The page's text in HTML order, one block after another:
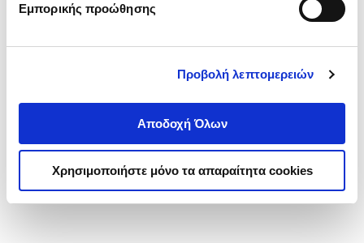
Εμπορικής προώθησης
Προβολή λεπτομερειών
Αποδοχή Όλων
Χρησιμοποιήστε μόνο τα απαραίτητα cookies